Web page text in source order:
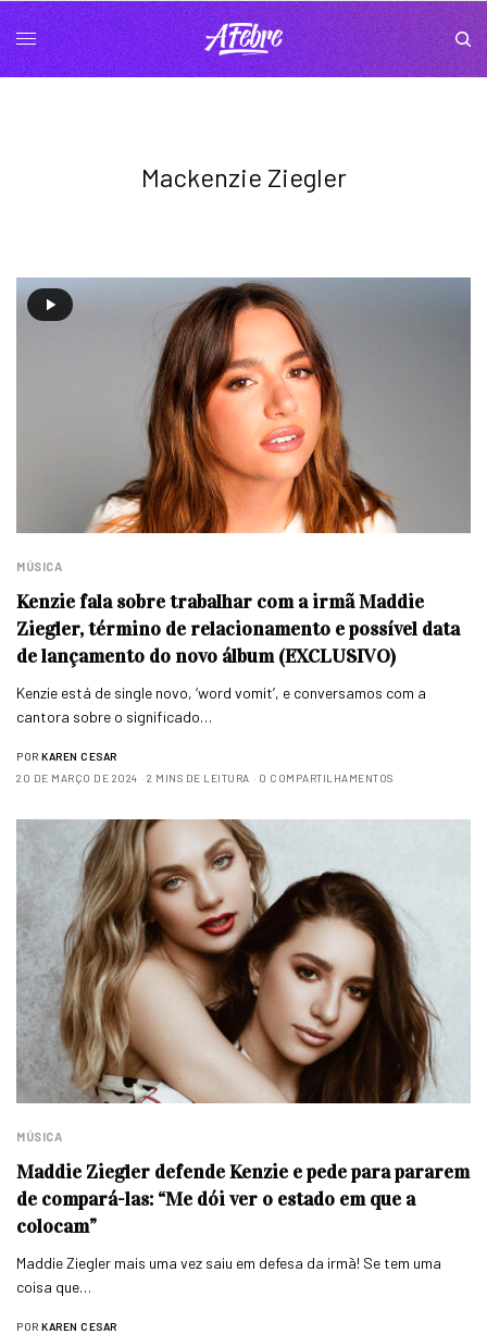
Mackenzie Ziegler
MÚSICA
Kenzie fala sobre trabalhar com a irmã Maddie
Ziegler, término de relacionamento e possível data
de lançamento do novo álbum (EXCLUSIVO)
Kenzie está de single novo, ‘word vomit’, e conversamos com a
cantora sobre o significado…
POR KAREN CESAR
20 DE MARÇO DE 2024
2 MINS DE LEITURA 0 COMPARTILHAMENTOS
MÚSICA
Maddie Ziegler defende Kenzie e pede para pararem
de compará-las: “Me dói ver o estado em que a
colocam”
Maddie Ziegler mais uma vez saiu em defesa da irmã! Se tem uma
coisa que…
POR KAREN CESAR